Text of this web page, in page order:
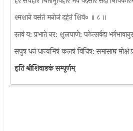
श्मशाने वसंतं मनोजं दहंतं शिवं० ॥ ८ ॥
स्तवं य: प्रभाते नर: शूलपाणे: पठेत्सर्वदा
सपुत्र धनं धान्यमित्रं कलत्रं विचित्र: समासाद्य मोक्षं
इति श्रीशिवाष्टकं सम्पूर्णम्